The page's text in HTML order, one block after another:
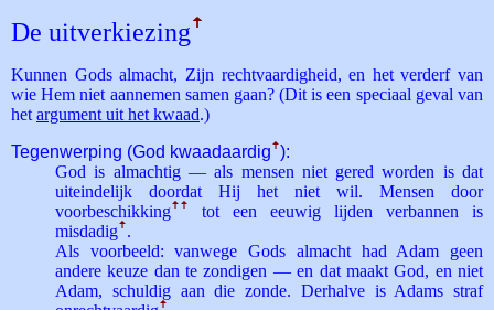
De uitverkiezing ꜛ
Kunnen Gods almacht, Zijn rechtvaardigheid, en het verderf van
wie Hem niet aannemen samen gaan? (Dit is een speciaal geval van
het argument uit het kwaad.)
Tegenwerping (God kwaadaardig ꜛ):
God is almachtig — als mensen niet gered worden is dat
uiteindelijk doordat Hij het niet wil. Mensen door
voorbeschikkingꜛ ꜛ
tot een eeuwig lijden verbannen is
misdadigꜛ .
Als voorbeeld: vanwege Gods almacht had Adam geen
andere keuze dan te zondigen — en dat maakt God, en niet
Adam, schuldig aan die zonde. Derhalve is Adams straf